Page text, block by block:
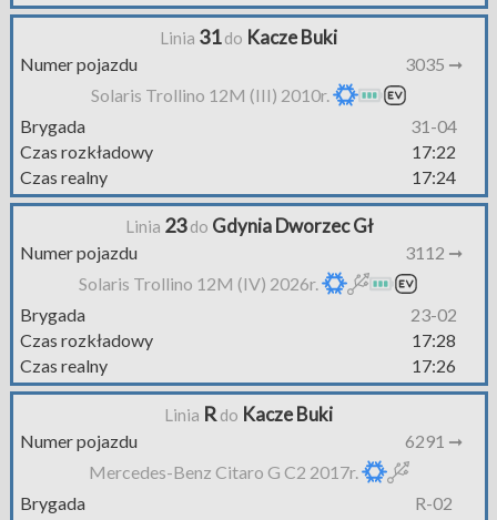
Linia 31do Kacze Buki
Numer pojazdu
3035 ➞
Solaris Trollino 12M (III) 2010r.
Brygada
31-04
Czas rozkładowy
17:22
Czas realny
17:24
Linia 23do Gdynia Dworzec Gł
Numer pojazdu
3112 ➞
Solaris Trollino 12M (IV) 2026r.
Brygada
23-02
Czas rozkładowy
17:28
Czas realny
17:26
Linia R do Kacze Buki
Numer pojazdu
6291 ➞
Mercedes-Benz Citaro G C2 2017r.
Brygada
R-02